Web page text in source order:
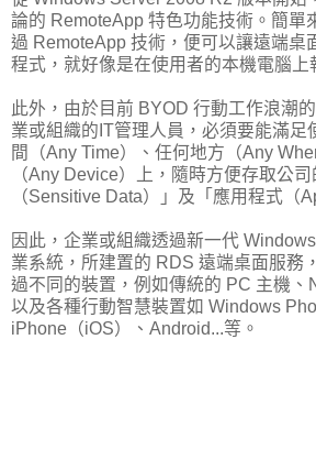
論的 RemoteApp 特色功能技術。簡單
過 RemoteApp 技術，便可以讓遠端桌
程式，就好像是在使用者的本機電腦上
此外，由於目前 BYOD 行動工作浪潮
業或組織的IT管理人員，必須要能滿足
間（Any Time）、任何地方（Any
（Any Device）上，隨時方便存取公
（Sensitive Data）」及「應用程式（
因此，企業或組織透過新一代
業系統，所建置的 RDS 遠端桌面服務
過不同的裝置，例如傳統的 PC 主機、
以及各種行動智慧裝置如 Windows
iPhone（iOS）、Android...等。